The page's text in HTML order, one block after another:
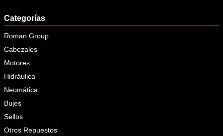
Categorías
Roman Group
Cabezales
Motores
Hidráulica
Neumática
Bujes
Sellos
Otros Repuestos